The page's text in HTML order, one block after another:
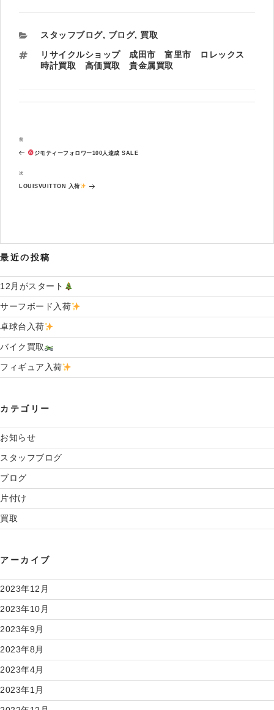
カ
ゴ
リ
スタッフブログ, ブログ, 買取
タ
グ
リサイクルショップ 成田市 富里市 ロレックス
時計買取 高価買取 貴金属買取
稿
ナ
ゲ
ー
過
去
投
稿
前
ジモティーフォロワー100人達成 SALE
次
の
次
LOUISVUITTON 入荷
最近の投稿
12月がスタート
サーフボード入荷
卓球台入荷
バイク買取
フィギュア入荷
カテゴリー
お知らせ
スタッフブログ
ブログ
片付け
買取
アーカイブ
2023年12月
2023年10月
2023年9月
2023年8月
2023年4月
2023年1月